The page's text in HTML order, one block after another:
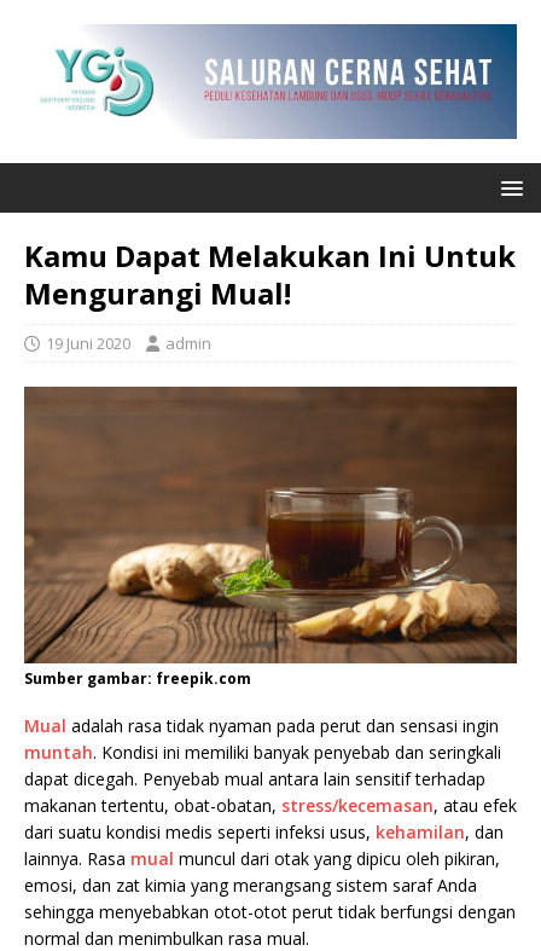
Kamu Dapat Melakukan Ini Untuk
Mengurangi Mual!
19 Juni 2020 admin
Sumber gambar: freepik.com
Mual adalah rasa tidak nyaman pada perut dan sensasi ingin
muntah. Kondisi ini memiliki banyak penyebab dan seringkali
dapat dicegah. Penyebab mual antara lain sensitif terhadap
makanan tertentu, obat-obatan, stress/kecemasan, atau efek
dari suatu kondisi medis seperti infeksi usus, kehamilan, dan
lainnya. Rasa mual muncul dari otak yang dipicu oleh pikiran,
emosi, dan zat kimia yang merangsang sistem saraf Anda
sehingga menyebabkan otot-otot perut tidak berfungsi dengan
normal dan menimbulkan rasa mual.